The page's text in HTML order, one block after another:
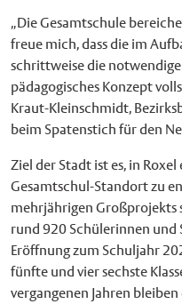
„Die Gesamtschule
freue mich, dass die im
schrittweise die
pädagogisches Konzept
Kraut-Kleinschmidt,
beim Spatenstich für den
Ziel der Stadt ist es, in
Gesamtschul-Standort zu
mehrjährigen Großprojekts
rund 920 Schülerinnen und
Eröffnung zum Schuljahr
fünfte und vier sechste
vergangenen Jahren